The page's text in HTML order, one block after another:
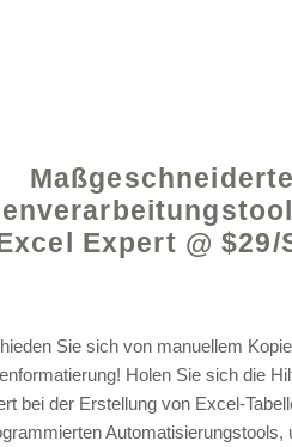
Maßgeschneiderte
Expert @ $29/
Sie sich von manuellem
Holen Sie sich die
bei der Erstellung von Excel-
Automatisierungstools,